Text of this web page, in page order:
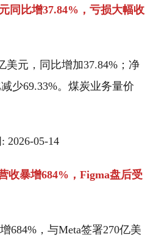
同比增37.84%，亏损大幅收
美元，同比增加37.84%；净
少69.33%。煤炭业务量价
2026-05-14
收暴增684%，Figma盘后受
684%，与Meta签署270亿美